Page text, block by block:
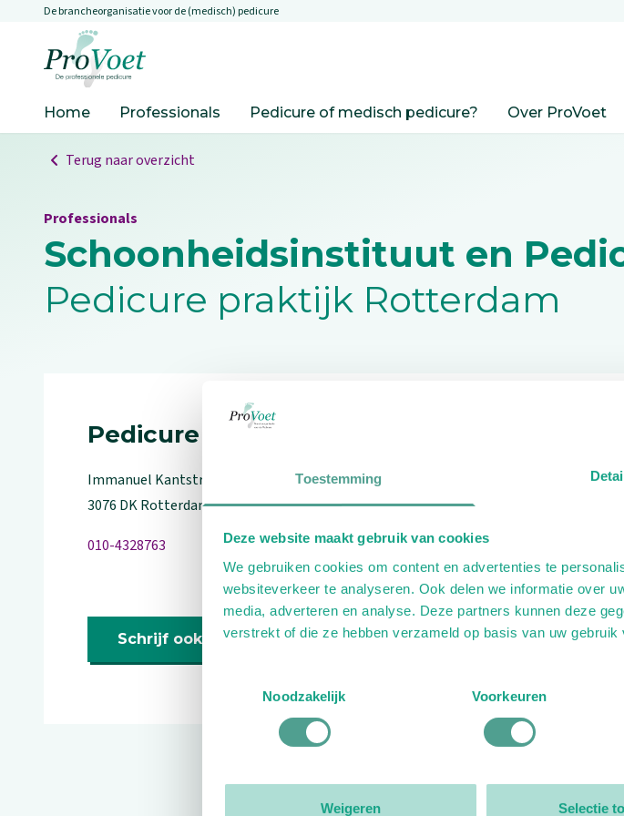
Toestemming
Deze website maakt gebruik van cookies
We gebruiken cookies om content en advertenties te
websiteverkeer te analyseren. Ook delen we informatie over
media, adverteren en analyse. Deze partners kunnen deze
verstrekt of die ze hebben verzameld op basis van uw gebruik
Noodzakelijk
Voorkeuren
Weigeren Selectie
Overslaan en naar de inhoud gaan
De brancheorganisatie voor de (medisch) pedicure
Home Professionals Pedicure of medisch pedicure? Over ProVoet
Terug naar overzicht
Professionals
Schoonheidsinstituut en
Pedicure praktijk Rotterdam
Pedicure
Immanuel Kantstraat
3076 DKRotterdam
010-4328763
Schrijf ook een review
Reviews